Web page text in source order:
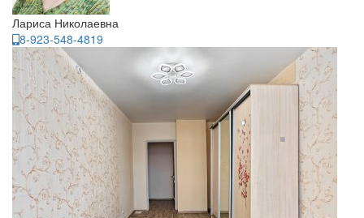
Лариса Николаевна
8-923-548-4819